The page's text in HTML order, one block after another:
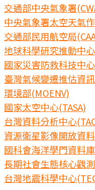
交通部中央氣象署
中央氣象署太空天氣
交通部民用航空局
地球科學研究推動中
國家災害防救科技中
臺灣氣候變遷推估資
環境部(MOENV)
國家太空中心(TASA)
台灣資料分析中心
資源衛星影像開放資
國科會海洋學門資料
長期社會生態核心觀
台灣地震科學中心